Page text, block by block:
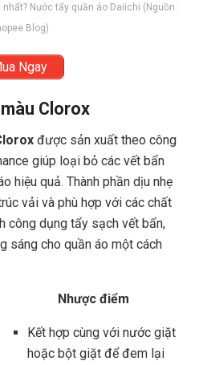
Nước tẩy quần áo Daiichi (Nguồn:
Blog)
Ngay
Clorox
được sản xuất theo công
giúp loại bỏ các vết bẩn
hiệu quả. Thành phần dịu nhẹ
vải và phù hợp với các chất
công dụng tẩy sạch vết bẩn,
sáng cho quần áo một cách
Nhược điểm
Kết hợp cùng với nước giặt
hoặc bột giặt để đem lại